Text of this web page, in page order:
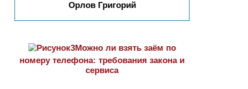
Орлов Григорий
Можно ли взять заём по
номеру телефона: требования закона и
сервиса